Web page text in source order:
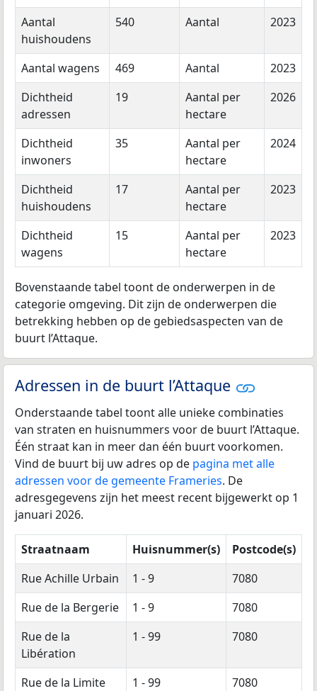
Aantal
huishoudens
540 Aantal 2023
Aantal wagens 469 Aantal
2023
Dichtheid
adressen
19
Aantal per
hectare
2026
Dichtheid
inwoners
35
Aantal per
hectare
2024
Dichtheid
huishoudens
17
Aantal per
hectare
2023
Dichtheid
wagens
15
Aantal per
hectare
2023
Bovenstaande tabel toont de onderwerpen in de
categorie omgeving. Dit zijn de onderwerpen die
betrekking hebben op de gebiedsaspecten van de
buurt l’Attaque.
Adressen in de buurt l’Attaque
Onderstaande tabel toont alle unieke combinaties
van straten en huisnummers voor de buurt l’Attaque.
Één straat kan in meer dan één buurt voorkomen.
Vind de buurt bij uw adres op de pagina met alle
adressen voor de gemeente Frameries. De
adresgegevens zijn het meest recent bijgewerkt op 1
januari 2026.
Straatnaam Huisnummer(s)
Postcode(s)
Rue Achille Urbain
1 - 9
7080
Rue de la Bergerie
1 - 9
7080
Rue de la
Libération
1 - 99 7080
Rue de la Limite 1 - 99
7080